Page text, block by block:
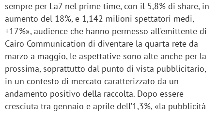
sempre per La7 nel prime time, con il 5,8% di share, in
aumento del 18%, e 1,142 milioni spettatori medi,
+17%», audience che hanno permesso all'emittente di
Cairo Communication di diventare la quarta rete da
marzo a maggio, le aspettative sono alte anche per la
prossima, soprattutto dal punto di vista pubblicitario,
in un contesto di mercato caratterizzato da un
andamento positivo della raccolta. Dopo essere
cresciuta tra gennaio e aprile dell’1,3%, «la pubblicità